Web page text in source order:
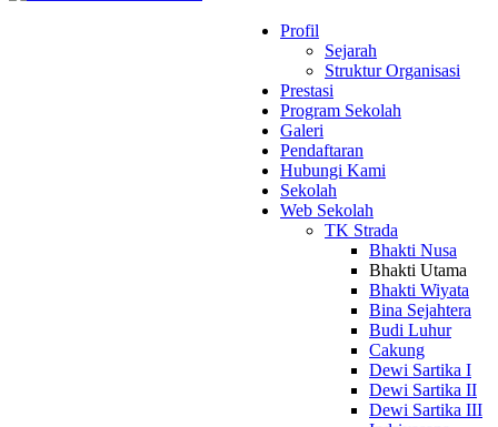
Profil
Sejarah
Struktur Organisasi
Prestasi
Program Sekolah
Galeri
Pendaftaran
Hubungi Kami
Sekolah
Web Sekolah
TK Strada
Bhakti Nusa
Bhakti Utama
Bhakti Wiyata
Bina Sejahtera
Budi Luhur
Cakung
Dewi Sartika I
Dewi Sartika II
Dewi Sartika III